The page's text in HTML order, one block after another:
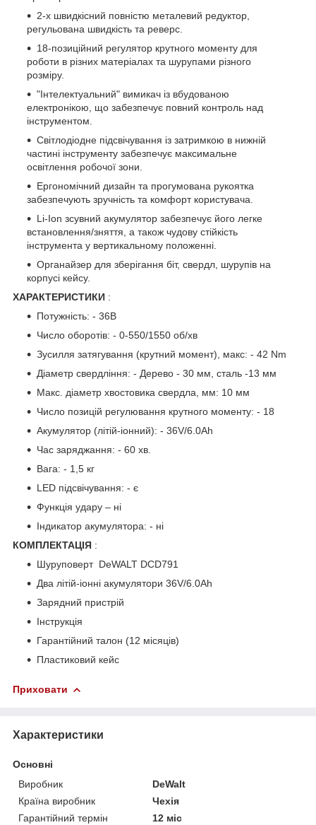
2-х швидкісний повністю металевий редуктор,
регульована швидкість та реверс.
18-позиційний регулятор крутного моменту для
роботи в різних матеріалах та шурупами різного
розміру.
"Інтелектуальний" вимикач із вбудованою
електронікою, що забезпечує повний контроль над
інструментом.
Світлодіодне підсвічування із затримкою в нижній
частині інструменту забезпечує максимальне
освітлення робочої зони.
Ергономічний дизайн та прогумована рукоятка
забезпечують зручність та комфорт користувача.
Li-Ion зсувний акумулятор забезпечує його легке
встановлення/зняття, а також чудову стійкість
інструмента у вертикальному положенні.
Органайзер для зберігання біт, свердл, шурупів на
корпусі кейсу.
ХАРАКТЕРИСТИКИ :
Потужність: - 36В
Число оборотів: - 0-550/1550 об/хв
Зусилля затягування (крутний момент), макс: - 42 Nm
Діаметр свердління: - Дерево - 30 мм, сталь -13 мм
Макс. діаметр хвостовика свердла, мм: 10 мм
Число позицій регулювання крутного моменту: - 18
Акумулятор (літій-іонний): - 36V/6.0Ah
Час заряджання: - 60 хв.
Вага: - 1,5 кг
LED підсвічування: - є
Функція удару – ні
Індикатор акумулятора: - ні
КОМПЛЕКТАЦІЯ :
Шуруповерт DeWALT DCD791
Два літій-іонні акумулятори 36V/6.0Ah
Зарядний пристрій
Інструкція
Гарантійний талон (12 місяців)
Пластиковий кейс
Приховати
Характеристики
Основні
Виробник
DeWalt
Країна виробник
Чехія
Гарантійний термін
12 міс